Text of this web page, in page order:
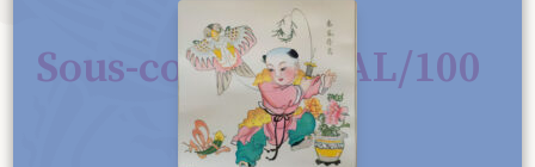
Sous-cote 17C-GAL/100